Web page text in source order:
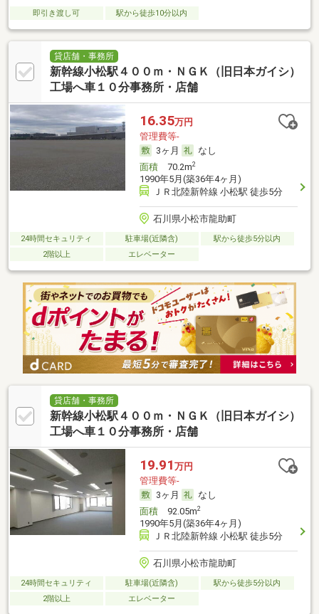
即引き渡し可 駅から徒歩10分以内
貸店舗・事務所
新幹線小松駅４００ｍ・ＮＧＫ（旧日本ガイシ）
工場へ車１０分事務所・店舗
16.35万円
管理費等-
3ヶ月
なし
面積70.2m2
1990年5月(築36年4ヶ月)
ＪＲ北陸新幹線 小松駅 徒歩5分
石川県小松市龍助町
24時間セキュリティ 駐車場(近隣含)
駅から徒歩5分以内
2階以上
エレベーター
貸店舗・事務所
新幹線小松駅４００ｍ・ＮＧＫ（旧日本ガイシ）
工場へ車１０分事務所・店舗
19.91 万円
管理費等-
3ヶ月
なし
面積92.05m2
1990年5月(築36年4ヶ月)
ＪＲ北陸新幹線 小松駅 徒歩5分
石川県小松市龍助町
24時間セキュリティ 駐車場(近隣含)
駅から徒歩5分以内
2階以上
エレベーター